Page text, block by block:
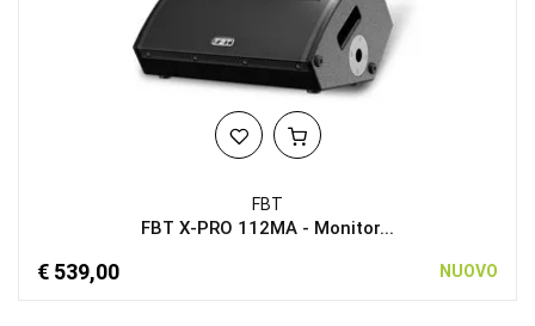
FBT
FBT X-PRO 112MA - Monitor...
€ 539,00 NUOVO